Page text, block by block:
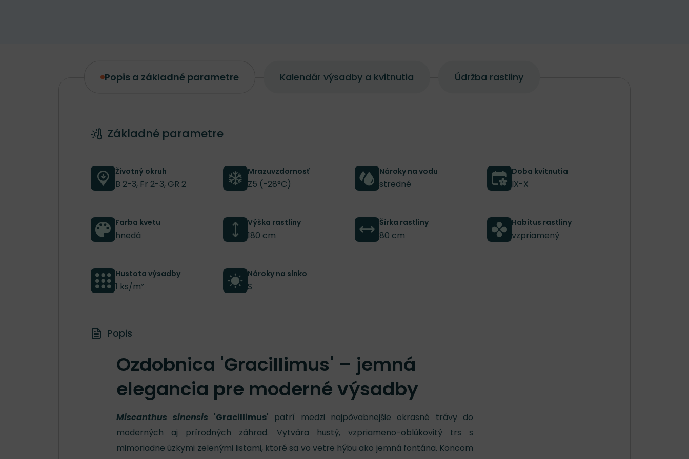
Popis a základné parametre Kalendár výsadby a kvitnutia Údržba rastliny
Popis a základné parametre
Základné parametre
Životný okruh
B 2-3, Fr 2-3, GR 2
Mrazuvzdornosť
Z5 (-28°C)
Nároky na vodu
stredné
Doba kvitnutia
IX-X
Farba kvetu
hnedá
Výška rastliny
180 cm
Šírka rastliny
80 cm
Habitus rastliny
vzpriamený
Hustota výsadby
1 ks/m²
Nároky na slnko
S
Popis
Ozdobnica 'Gracillimus' – jemná
elegancia pre moderné výsadby
Miscanthus sinensis 'Gracillimus' patrí medzi najpôvabnejšie okrasné trávy do
moderných aj prírodných záhrad. Vytvára hustý, vzpriameno-oblúkovitý trs s
mimoriadne úzkymi zelenými listami, ktoré sa vo vetre hýbu ako jemná fontána. Koncom